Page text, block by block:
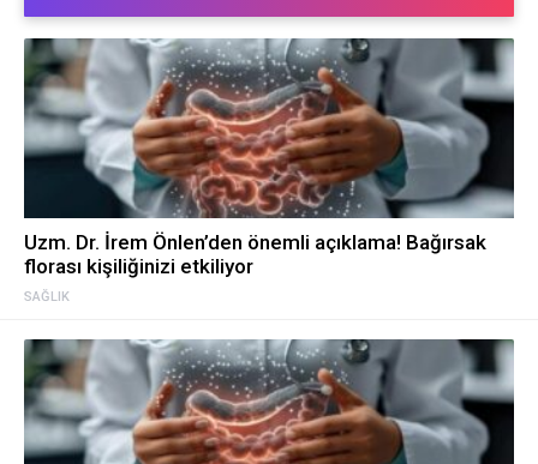
SAĞLIK
Uzm. Dr. İrem Önlen’den önemli açıklama! Bağırsak
florası kişiliğinizi etkiliyor